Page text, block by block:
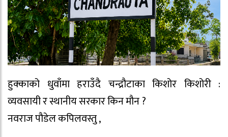
हुक्काको धुवाँमा हराउँदै चन्द्रौटाका किशोर किशोरी :
व्यवसायी र स्थानीय सरकार किन मौन ?
नवराज पौडेल कपिलवस्तु ,